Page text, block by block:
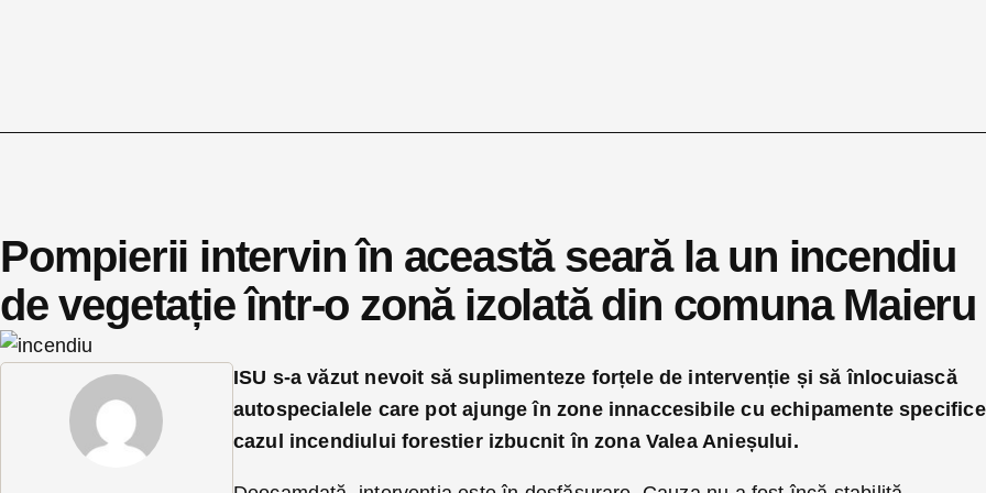
Pompierii intervin în această seară la un incendiu
de vegetație într-o zonă izolată din comuna Maieru
ISU s-a văzut nevoit să suplimenteze forțele de intervenție și să înlocuiască
autospecialele care pot ajunge în zone innaccesibile cu echipamente specifice
cazul incendiului forestier izbucnit în zona Valea Anieșului.